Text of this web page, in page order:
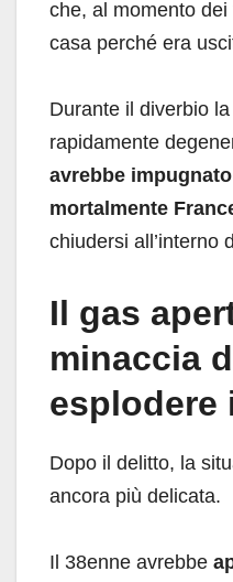
che, al momento
casa perché era
Durante il diverbio
rapidamente
avrebbe
mortalmente
chiudersi all’interno
Il gas
minaccia
esplodere
Dopo il delitto, la
ancora più delicata.
Il 38enne avrebbe